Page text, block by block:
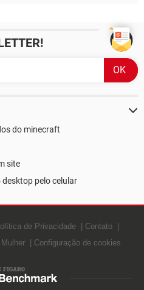
do minecraft
site
pelo celular
de Privacidade
Contato
Configuração de cookies